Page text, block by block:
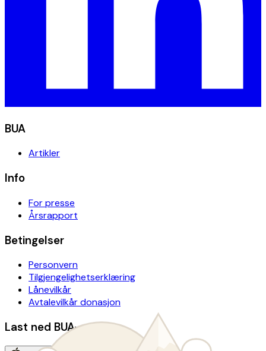
BUA
Artikler
Info
For presse
Årsrapport
Betingelser
Personvern
Tilgjengelighetserklæring
Lånevilkår
Avtalevilkår donasjon
Last ned BUA-appen